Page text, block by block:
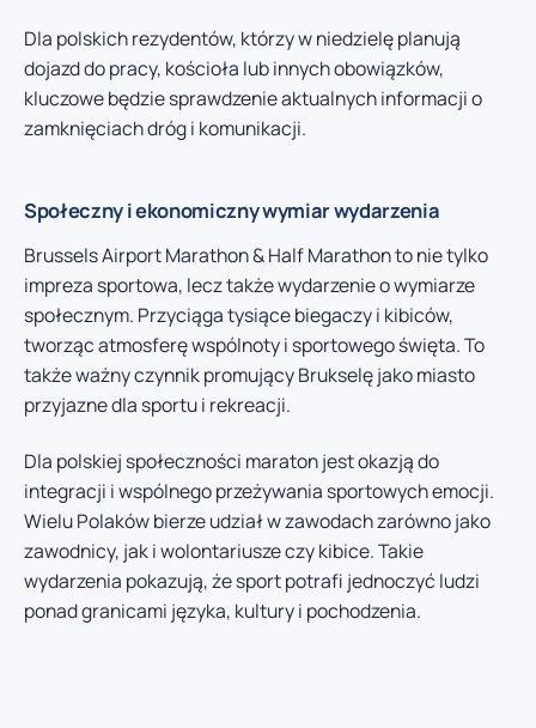
Dla polskich rezydentów, którzy w niedzielę planują
dojazd do pracy, kościoła lub innych obowiązków,
kluczowe będzie sprawdzenie aktualnych informacji o
zamknięciach dróg i komunikacji.
Społeczny i ekonomiczny wymiar wydarzenia
Brussels Airport Marathon & Half Marathon to nie tylko
impreza sportowa, lecz także wydarzenie o wymiarze
społecznym. Przyciąga tysiące biegaczy i kibiców,
tworząc atmosferę wspólnoty i sportowego święta. To
także ważny czynnik promujący Brukselę jako miasto
przyjazne dla sportu i rekreacji.
Dla polskiej społeczności maraton jest okazją do
integracji i wspólnego przeżywania sportowych emocji.
Wielu Polaków bierze udział w zawodach zarówno jako
zawodnicy, jak i wolontariusze czy kibice. Takie
wydarzenia pokazują, że sport potrafi jednoczyć ludzi
ponad granicami języka, kultury i pochodzenia.